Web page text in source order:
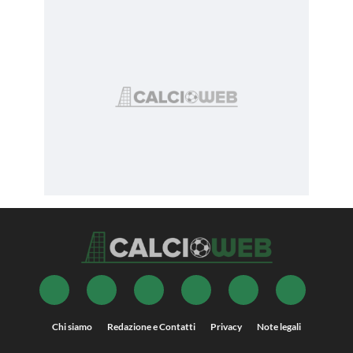
Chi siamo Redazione e Contatti Privacy Note legali